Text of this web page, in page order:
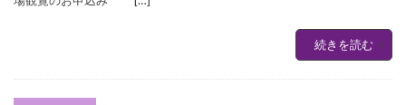
続きを読む